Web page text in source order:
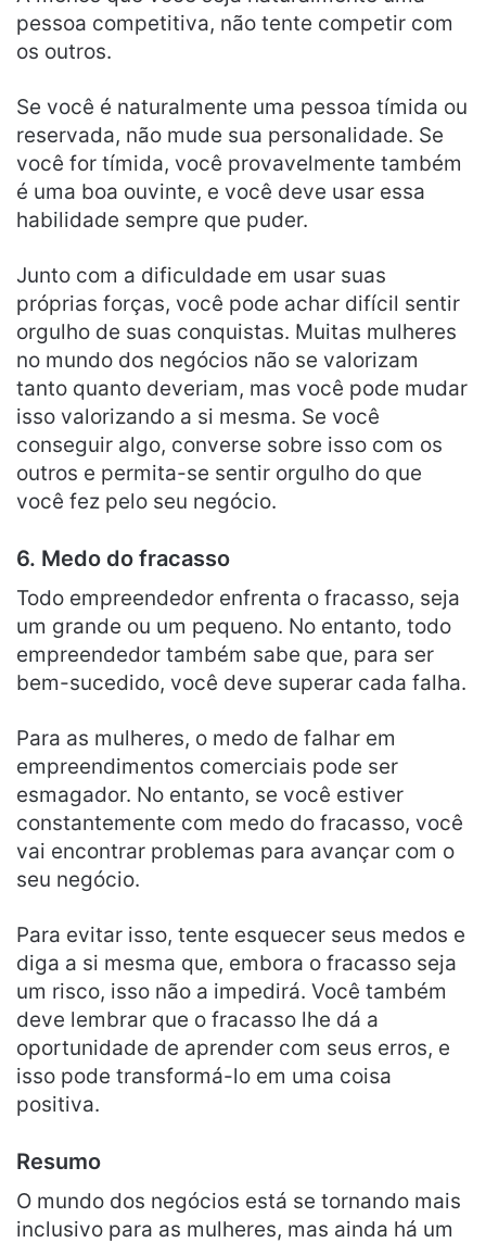
pessoa competitiva, não tente competir com
os outros.
Se você é naturalmente uma pessoa tímida ou
reservada, não mude sua personalidade. Se
você for tímida, você provavelmente também
é uma boa ouvinte, e você deve usar essa
habilidade sempre que puder.
Junto com a dificuldade em usar suas
próprias forças, você pode achar difícil sentir
orgulho de suas conquistas. Muitas mulheres
no mundo dos negócios não se valorizam
tanto quanto deveriam, mas você pode mudar
isso valorizando a si mesma. Se você
conseguir algo, converse sobre isso com os
outros e permita-se sentir orgulho do que
você fez pelo seu negócio.
6. Medo do fracasso
Todo empreendedor enfrenta o fracasso, seja
um grande ou um pequeno. No entanto, todo
empreendedor também sabe que, para ser
bem-sucedido, você deve superar cada falha.
Para as mulheres, o medo de falhar em
empreendimentos comerciais pode ser
esmagador. No entanto, se você estiver
constantemente com medo do fracasso, você
vai encontrar problemas para avançar com o
seu negócio.
Para evitar isso, tente esquecer seus medos e
diga a si mesma que, embora o fracasso seja
um risco, isso não a impedirá. Você também
deve lembrar que o fracasso lhe dá a
oportunidade de aprender com seus erros, e
isso pode transformá-lo em uma coisa
positiva.
Resumo
O mundo dos negócios está se tornando mais
inclusivo para as mulheres, mas ainda há um